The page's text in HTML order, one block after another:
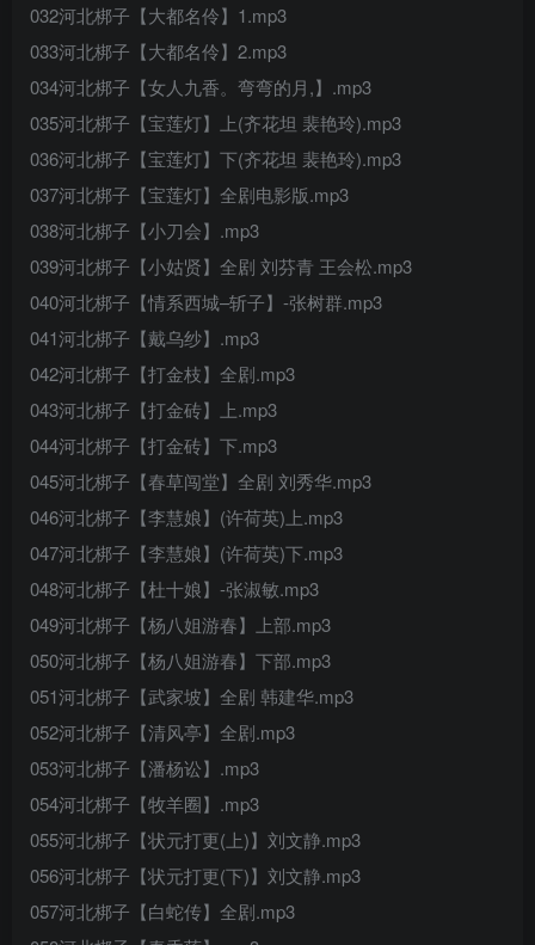
032河北梆子【大都名伶】1.mp3
033河北梆子【大都名伶】2.mp3
034河北梆子【女人九香。弯弯的月,】.mp3
035河北梆子【宝莲灯】上(齐花坦 裴艳玲).mp3
036河北梆子【宝莲灯】下(齐花坦 裴艳玲).mp3
037河北梆子【宝莲灯】全剧电影版.mp3
038河北梆子【小刀会】.mp3
039河北梆子【小姑贤】全剧 刘芬青 王会松.mp3
040河北梆子【情系西城–斩子】-张树群.mp3
041河北梆子【戴乌纱】.mp3
042河北梆子【打金枝】全剧.mp3
043河北梆子【打金砖】上.mp3
044河北梆子【打金砖】下.mp3
045河北梆子【春草闯堂】全剧 刘秀华.mp3
046河北梆子【李慧娘】(许荷英)上.mp3
047河北梆子【李慧娘】(许荷英)下.mp3
048河北梆子【杜十娘】-张淑敏.mp3
049河北梆子【杨八姐游春】上部.mp3
050河北梆子【杨八姐游春】下部.mp3
051河北梆子【武家坡】全剧 韩建华.mp3
052河北梆子【清风亭】全剧.mp3
053河北梆子【潘杨讼】.mp3
054河北梆子【牧羊圈】.mp3
055河北梆子【状元打更(上)】刘文静.mp3
056河北梆子【状元打更(下)】刘文静.mp3
057河北梆子【白蛇传】全剧.mp3